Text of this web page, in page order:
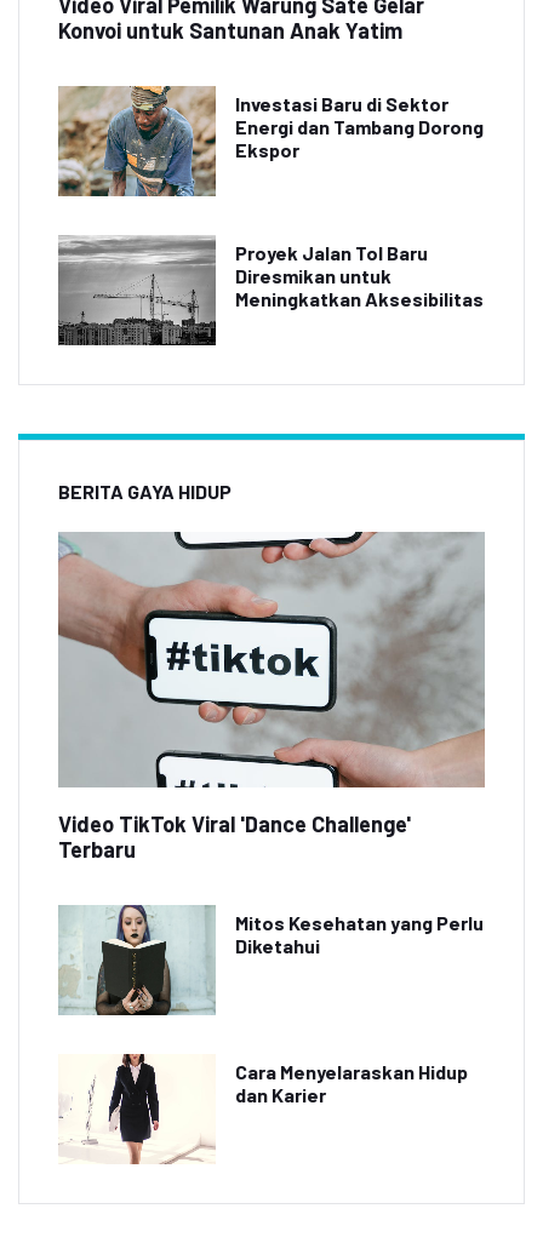
Konvoi untuk Santunan Anak Yatim
Investasi Baru di Sektor
Energi dan Tambang Dorong
Ekspor
Proyek Jalan Tol Baru
Diresmikan untuk
Meningkatkan Aksesibilitas
BERITA GAYA HIDUP
Video TikTok Viral 'Dance Challenge'
Terbaru
Mitos Kesehatan yang Perlu
Diketahui
Cara Menyelaraskan Hidup
dan Karier